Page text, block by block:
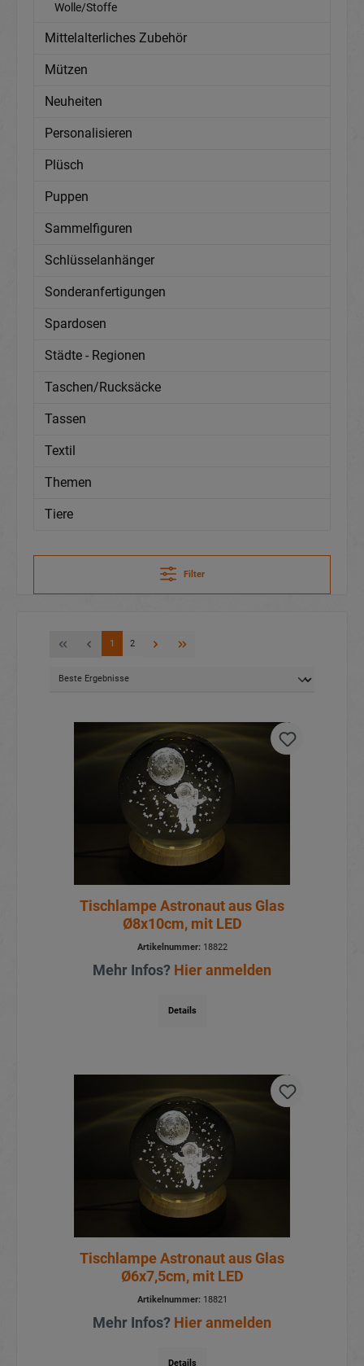
Wolle/Stoffe
Mittelalterliches Zubehör
Mützen
Neuheiten
Personalisieren
Plüsch
Puppen
Sammelfiguren
Schlüsselanhänger
Sonderanfertigungen
Spardosen
Städte - Regionen
Taschen/Rucksäcke
Tassen
Textil
Themen
Tiere
Filter
1 2
Tischlampe Astronaut aus Glas
Ø8x10cm, mit LED
Artikelnummer:18822
Mehr Infos? Hier anmelden
Details
Tischlampe Astronaut aus Glas
Ø6x7,5cm, mit LED
Artikelnummer:18821
Mehr Infos? Hier anmelden
Details